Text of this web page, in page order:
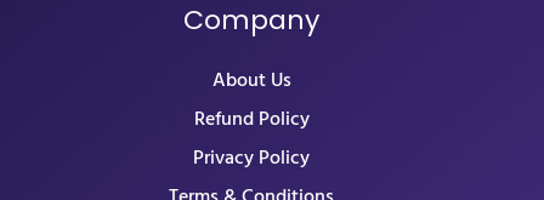
Company
About Us
Refund Policy
Privacy Policy